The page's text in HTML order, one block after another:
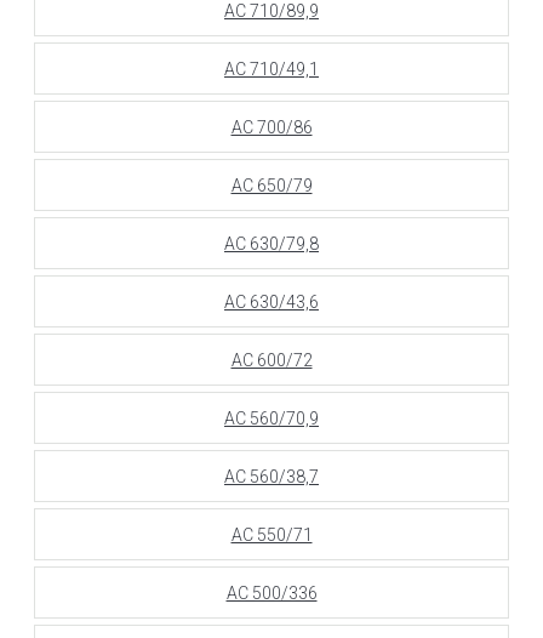
АС 710/89,9
АС 710/49,1
АС 700/86
АС 650/79
АС 630/79,8
АС 630/43,6
АС 600/72
АС 560/70,9
АС 560/38,7
АС 550/71
АС 500/336